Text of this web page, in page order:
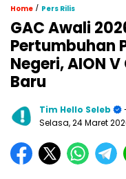
Home / Pers Rilis
GAC Awali
Pertumbuhan
Negeri, AION
Baru
Tim Hello Seleb
Selasa, 24 Maret